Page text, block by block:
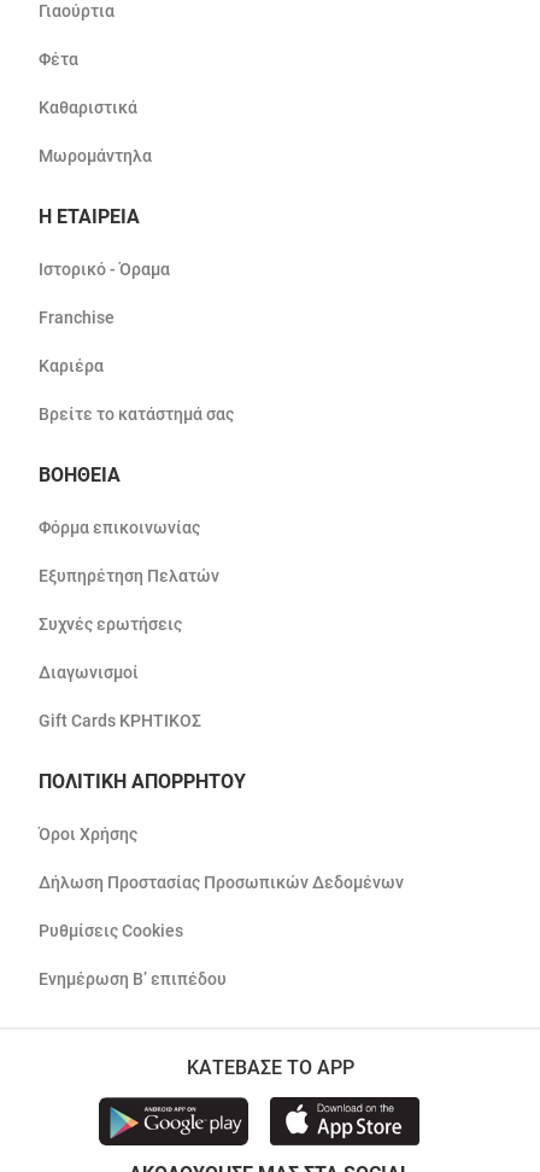
Γιαούρτια
Φέτα
Καθαριστικά
Μωρομάντηλα
Η ΕΤΑΙΡΕΙΑ
Ιστορικό - Όραμα
Franchise
Καριέρα
Βρείτε το κατάστημά σας
ΒΟΗΘΕΙΑ
Φόρμα επικοινωνίας
Εξυπηρέτηση Πελατών
Συχνές ερωτήσεις
Διαγωνισμοί
Gift Cards ΚΡΗΤΙΚΟΣ
ΠΟΛΙΤΙΚΗ ΑΠΟΡΡΗΤΟΥ
Όροι Χρήσης
Δήλωση Προστασίας Προσωπικών Δεδομένων
Ρυθμίσεις Cookies
Ενημέρωση Β’ επιπέδου
ΚΑΤΕΒΑΣΕ ΤΟ APP